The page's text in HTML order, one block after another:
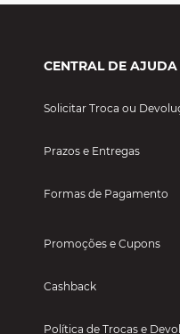
CENTRAL DE AJUDA
Solicitar Troca ou
Prazos e Entregas
Formas de Pagamento
Promoções e Cupons
Cashback
Política de Trocas e